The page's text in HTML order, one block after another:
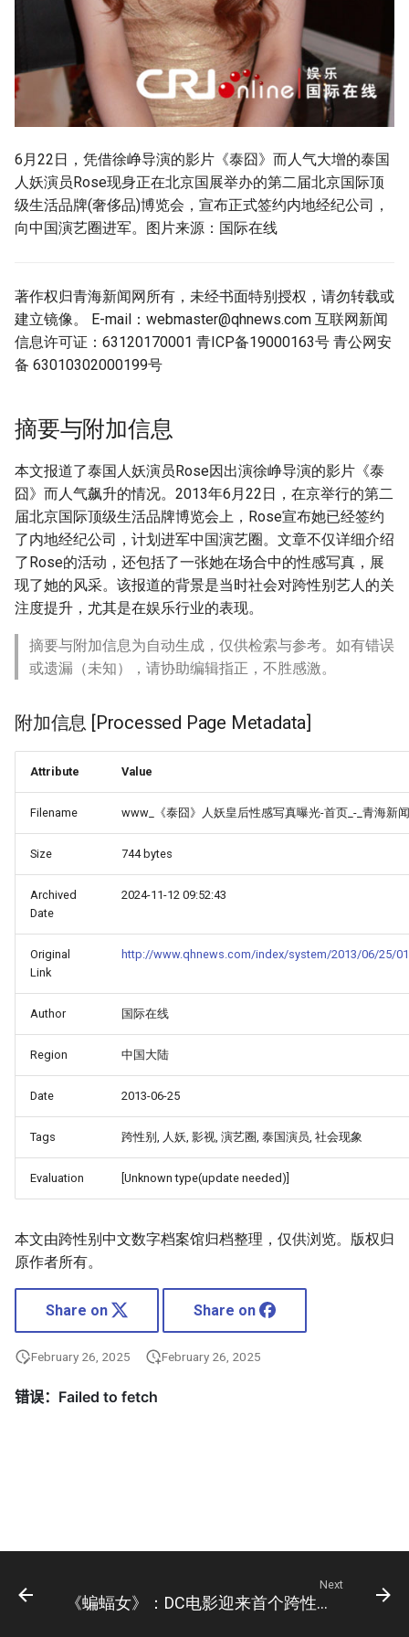
6月22日，凭借徐峥导演的影片《泰囧》而人气大增的泰国
人妖演员Rose现身正在北京国展举办的第二届北京国际顶
级生活品牌(奢侈品)博览会，宣布正式签约内地经纪公司，
向中国演艺圈进军。图片来源：国际在线
著作权归青海新闻网所有，未经书面特别授权，请勿转载或
建立镜像。 E-mail： webmaster@qhnews.com 互联网新闻
信息许可证：63120170001 青ICP备19000163号 青公网安
备 63010302000199号
摘要与附加信息
本文报道了泰国人妖演员Rose因出演徐峥导演的影片《泰
囧》而人气飙升的情况。2013年6月22日，在京举行的第二
届北京国际顶级生活品牌博览会上，Rose宣布她已经签约
了内地经纪公司，计划进军中国演艺圈。文章不仅详细介绍
了Rose的活动，还包括了一张她在场合中的性感写真，展
现了她的风采。该报道的背景是当时社会对跨性别艺人的关
注度提升，尤其是在娱乐行业的表现。
摘要与附加信息为自动生成，仅供检索与参考。如有错误
或遗漏（未知），请协助编辑指正，不胜感激。
附加信息 [Processed Page Metadata]
Attribute Value
Filename www_《泰囧》人妖皇后性感写真曝光-首页_-_青海新
Size 744 bytes
Archived
Date
2024-11-12 09:52:43
Original
Link
http://www.qhnews.com/index/system/2013/06/25/
Author 国际在线
Region 中国大陆
Date 2013-06-25
Tags 跨性别, 人妖, 影视, 演艺圈, 泰国演员, 社会现象
Evaluation [Unknown type(update needed)]
本文由跨性别中文数字档案馆归档整理，仅供浏览。版权归
原作者所有。
Share on Share on
February 26, 2025 February 26, 2025
Next
《蝙蝠女》：DC电影迎来首个跨性别角色